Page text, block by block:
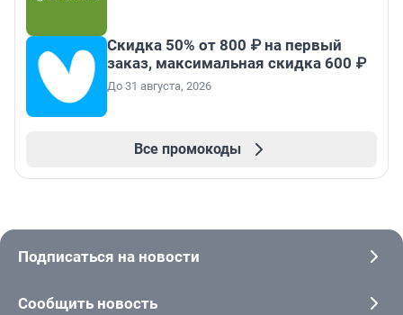
Скидка 50% от 800 ₽ на первый
заказ, максимальная скидка 600 ₽
До 31 августа, 2026
Все промокоды
Подписаться на новости
Сообщить новость